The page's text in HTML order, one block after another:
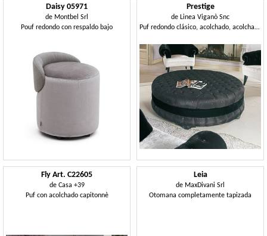
Daisy 05971
de Montbel Srl
Pouf redondo con respaldo bajo
Prestige
de Linea Viganò Snc
Puf redondo clásico, acolchado, acolchada, hoteles
Fly Art. C22605
de Casa +39
Puf con acolchado capitonnè
Leia
de MaxDivani Srl
Otomana completamente tapizada